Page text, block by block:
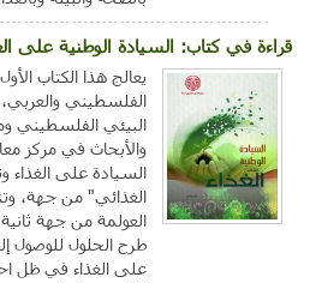
قراءة في كتاب: السيادة الوطنية على
يعالج هذا الكتاب
الفلسطيني
البيئي الفلسطيني
والأبحاث في مركز
السيادة على الغذاء
الغذائي" من جهة،
العولمة من جهة
طرح الحلول للوصول
على الغذاء في ظل